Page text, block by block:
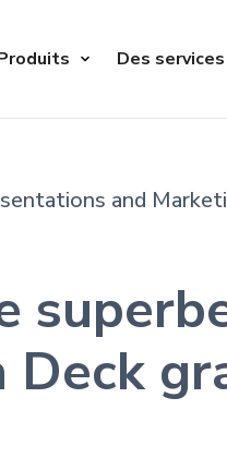
Des services
and
Deck